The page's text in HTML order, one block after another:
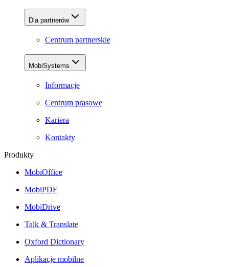
Dla partnerów
Centrum partnerskie
MobiSystems
Informacje
Centrum prasowe
Kariera
Kontakty
Produkty
MobiOffice
MobiPDF
MobiDrive
Talk & Translate
Oxford Dictionary
Aplikacje mobilne